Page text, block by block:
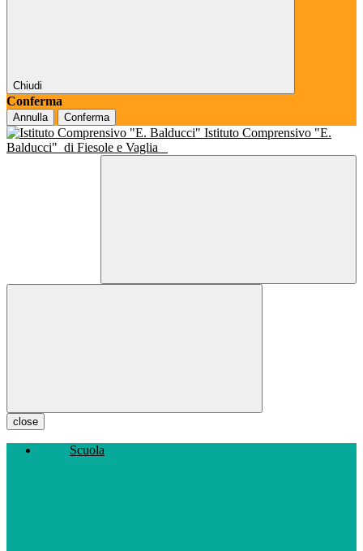
Chiudi
Conferma
Annulla Conferma
Istituto Comprensivo "E.
Balducci" di Fiesole e Vaglia
close
Scuola